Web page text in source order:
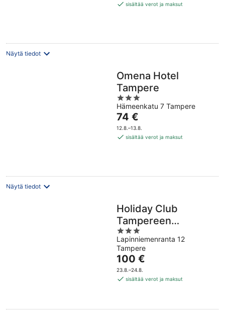
100 €
sisältää verot ja maksut
Näytä tiedot
Omena Hotel
Tampere
3
out
of
5
Hämeenkatu 7 Tampere
Hinta
on
74 €
74 €
12.8.–13.8.
sisältää verot ja maksut
Näytä tiedot
Holiday Club
Tampereen
Kehräämö
3
out
of
5
Lapinniemenranta 12
Tampere
Hinta
on
100 €
100 €
23.8.–24.8.
sisältää verot ja maksut